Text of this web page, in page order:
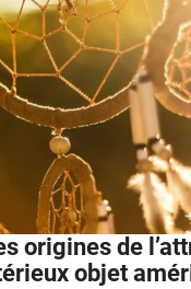
origines de
objet